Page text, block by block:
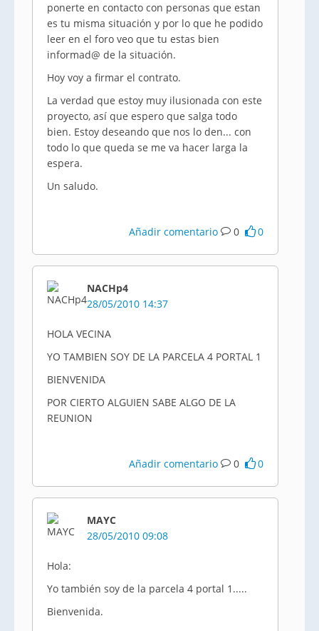
ponerte en contacto con personas que estan
es tu misma situación y por lo que he podido
leer en el foro veo que tu estas bien
informad@ de la situación.
Hoy voy a firmar el contrato.
La verdad que estoy muy ilusionada con este
proyecto, así que espero que salga todo
bien. Estoy deseando que nos lo den... con
todo lo que queda se me va hacer larga la
espera.
Un saludo.
Añadir comentario 0 0
NACHp4
28/05/2010 14:37
HOLA VECINA
YO TAMBIEN SOY DE LA PARCELA 4 PORTAL 1
BIENVENIDA
POR CIERTO ALGUIEN SABE ALGO DE LA
REUNION
Añadir comentario 0 0
MAYC
28/05/2010 09:08
Hola:
Yo también soy de la parcela 4 portal 1.....
Bienvenida.